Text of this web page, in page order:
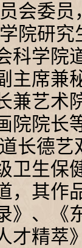
会委
院研
科学院
主席兼
兼艺术
院院长
长德
卫生保
，其作
》、《
才精